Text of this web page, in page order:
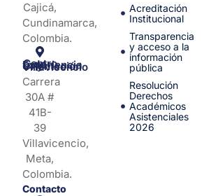
Cajicá,
Cundinamarca,
Colombia.
Centro de Experiencia y Orientación Villavicencio
Carrera
30A #
41B-
39
Villavicencio,
Meta,
Colombia.
Contacto
Acreditación
Institucional
Transparencia
y acceso a la
información
pública
Resolución
Derechos
Académicos
Asistenciales
2026